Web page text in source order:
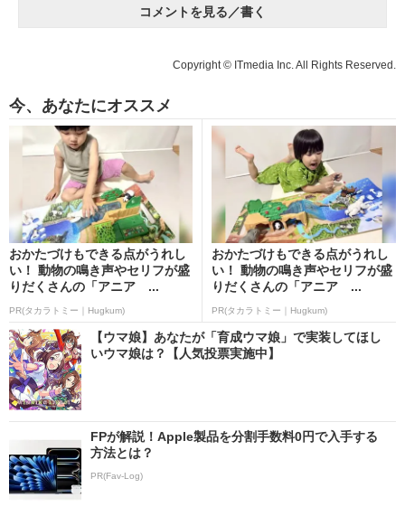
コメントを見る／書く
Copyright © ITmedia Inc. All Rights Reserved.
今、あなたにオススメ
おかたづけもできる点がうれし
い！ 動物の鳴き声やセリフが盛
りだくさんの「アニア ...
PR(タカラトミー｜Hugkum)
おかたづけもできる点がうれし
い！ 動物の鳴き声やセリフが盛
りだくさんの「アニア ...
PR(タカラトミー｜Hugkum)
【ウマ娘】あなたが「育成ウマ娘」で実装してほし
いウマ娘は？【人気投票実施中】
FPが解説！Apple製品を分割手数料0円で入手する
方法とは？
PR(Fav-Log)